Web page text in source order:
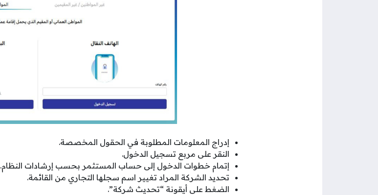
إدراج المعلومات المطلوبة في الحقول المخصصة.
النقر على مربع تسجيل الدخول.
إتمام خطوات الدخول إلى حساب المستثمر بحسب إرشادات النظام.
تحديد الشركة المراد تغيير اسم سجلها التجاري من القائمة.
الضغط على أيقونة “تحديث شركة”.